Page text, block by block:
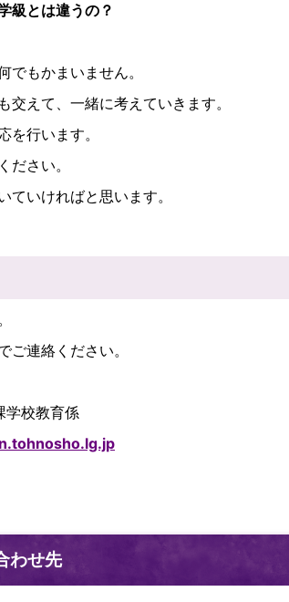
級とは違うの？
でもかまいません。
えて、一緒に考えていきます。
を行います。
ださい。
いければと思います。
ご連絡ください。
学校教育係
わせ先